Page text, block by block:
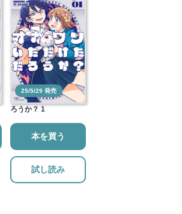
25/5/29 発売
オカワリいただけただ
ろうか？ 1
本を買う
試し読み